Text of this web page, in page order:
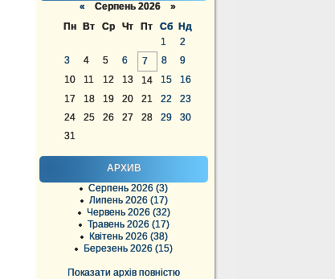
« Серпень 2026 »
Пн
Вт Ср Чт Пт Сб
Нд
1
2
3
4 5 6 7 8
9
10
11 12 13 14 15
16
17
18 19 20 21 22
23
24
25 26 27 28 29
30
31
АРХИВ
Серпень 2026 (3)
Липень 2026 (17)
Червень 2026 (32)
Травень 2026 (17)
Квітень 2026 (38)
Березень 2026 (15)
Показати архів повністю